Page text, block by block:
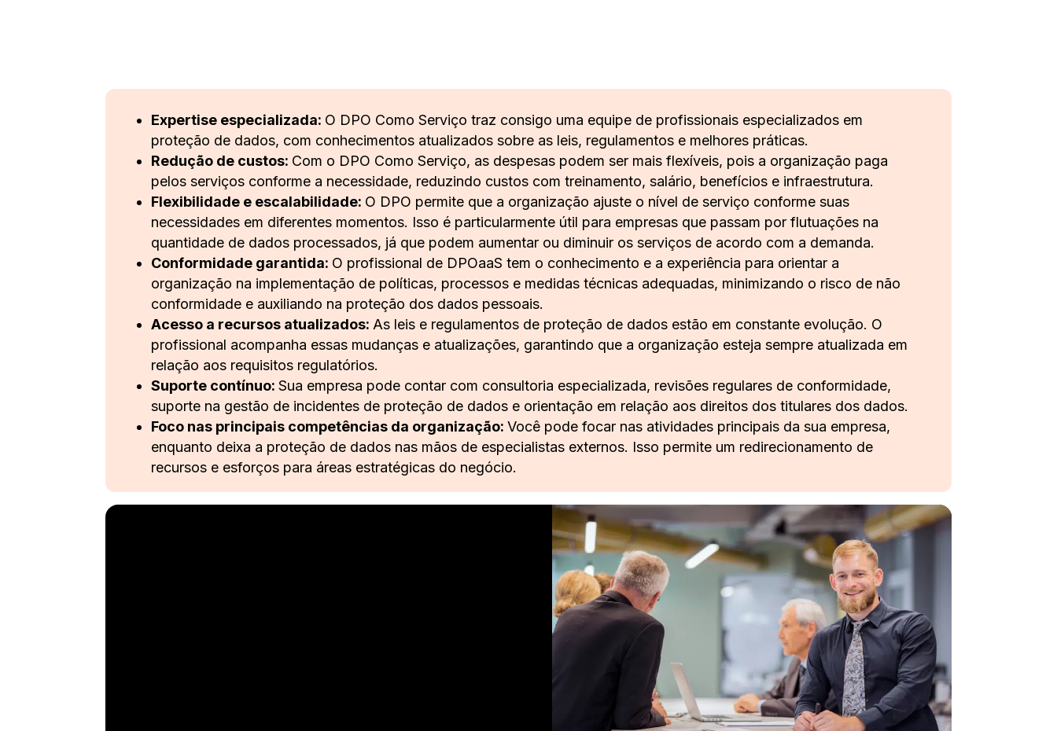
Expertise especializada: O DPO Como Serviço traz consigo uma equipe de profissionais especializados em
proteção de dados, com conhecimentos atualizados sobre as leis, regulamentos e melhores práticas.
Redução de custos: Com o DPO Como Serviço, as despesas podem ser mais flexíveis, pois a organização paga
pelos serviços conforme a necessidade, reduzindo custos com treinamento, salário, benefícios e infraestrutura.
Flexibilidade e escalabilidade: O DPO permite que a organização ajuste o nível de serviço conforme suas
necessidades em diferentes momentos. Isso é particularmente útil para empresas que passam por flutuações na
quantidade de dados processados, já que podem aumentar ou diminuir os serviços de acordo com a demanda.
Conformidade garantida: O profissional de DPOaaS tem o conhecimento e a experiência para orientar a
organização na implementação de políticas, processos e medidas técnicas adequadas, minimizando o risco de não
conformidade e auxiliando na proteção dos dados pessoais.
Acesso a recursos atualizados: As leis e regulamentos de proteção de dados estão em constante evolução. O
profissional acompanha essas mudanças e atualizações, garantindo que a organização esteja sempre atualizada em
relação aos requisitos regulatórios.
Suporte contínuo:Sua empresa pode contar com consultoria especializada, revisões regulares de conformidade,
suporte na gestão de incidentes de proteção de dados e orientação em relação aos direitos dos titulares dos dados.
Foco nas principais competências da organização:Você pode focar nas atividades principais da sua empresa,
enquanto deixa a proteção de dados nas mãos de especialistas externos. Isso permite um redirecionamento de
recursos e esforços para áreas estratégicas do negócio.